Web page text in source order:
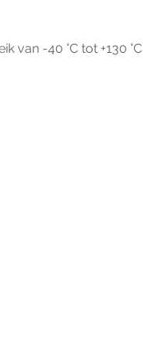
van -40 °C tot +130 °C